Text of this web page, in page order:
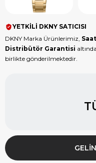
YETKİLİ DKNY SATICISI
DKNY Marka Ürünlerimiz,
Distribütör Garantisi
birlikte gönderilmektedir.